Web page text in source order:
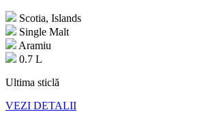
Scotia, Islands
Single Malt
Aramiu
0.7 L
Ultima sticlă
VEZI DETALII